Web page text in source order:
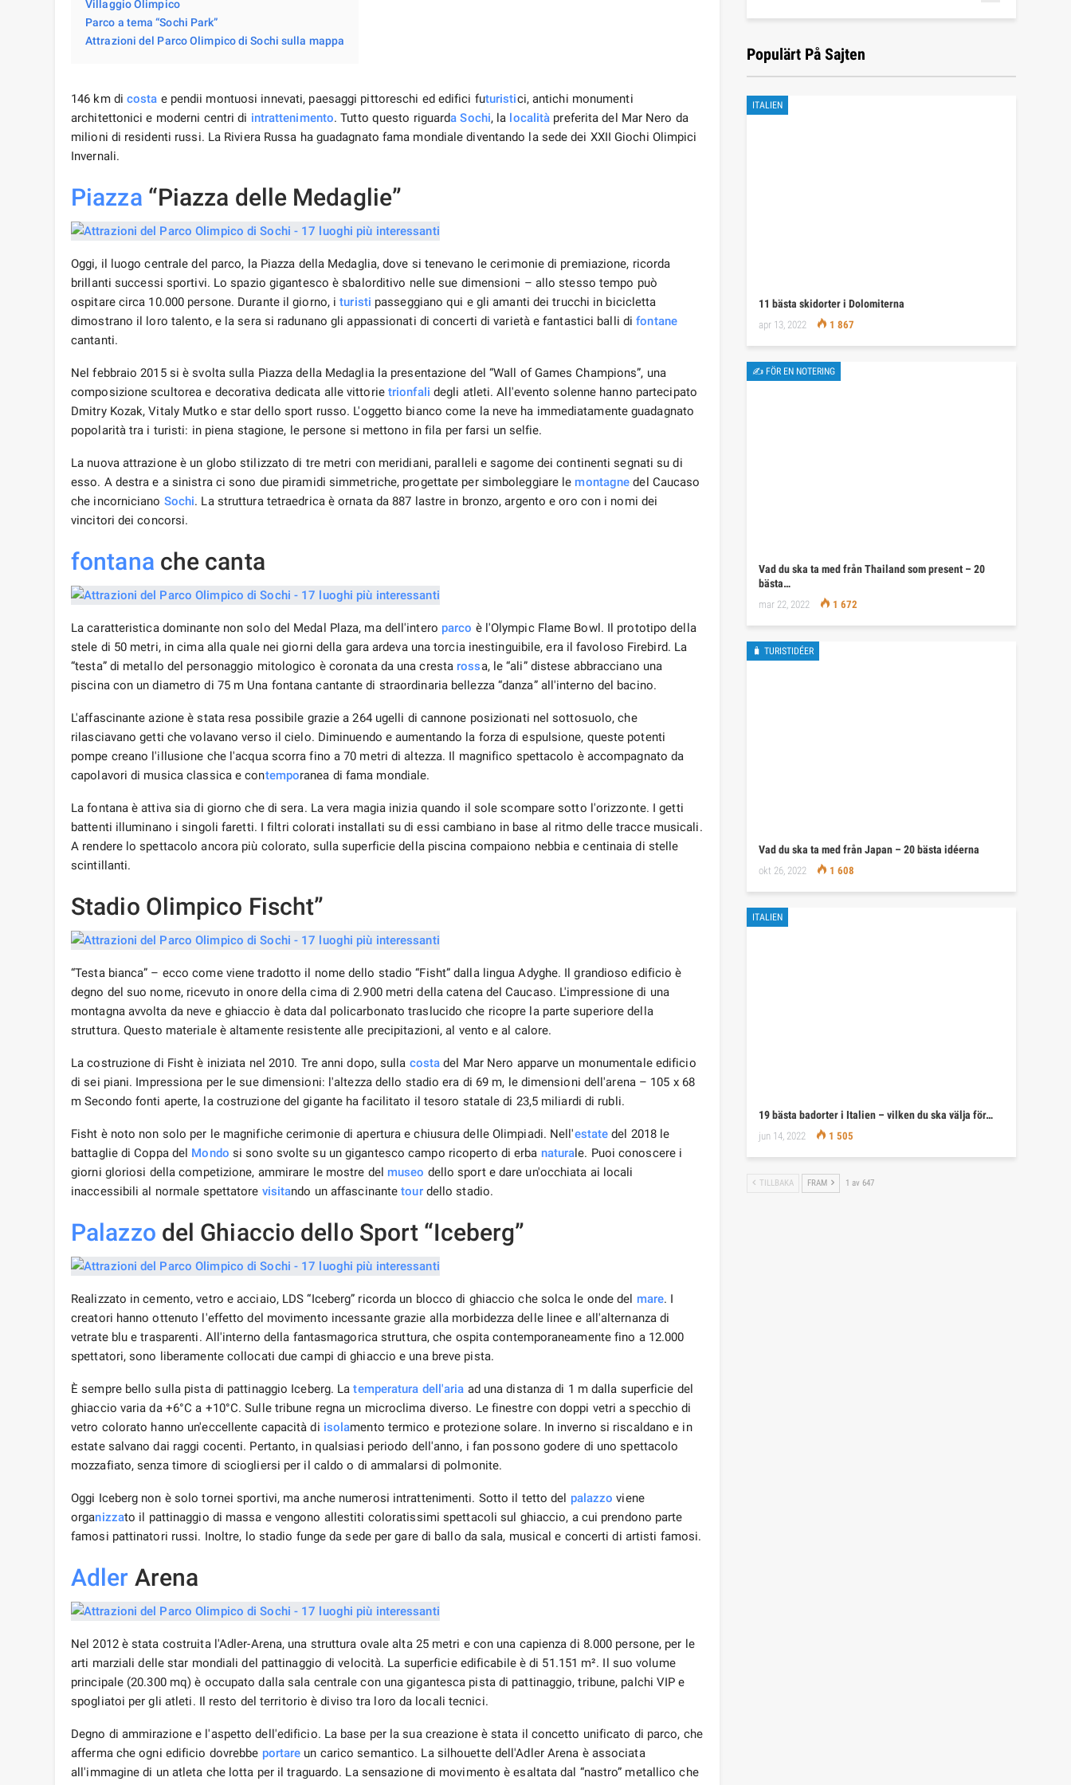
Villaggio Olimpico
Parco a tema “Sochi Park”
Attrazioni del Parco Olimpico di Sochi sulla mappa
146 km di costa e pendii montuosi innevati, paesaggi pittoreschi ed edifici futuristici, antichi monumenti
architettonici e moderni centri di intrattenimento. Tutto questo riguarda Sochi, la località preferita del Mar Nero da
milioni di residenti russi. La Riviera Russa ha guadagnato fama mondiale diventando la sede dei XXII Giochi Olimpici
Invernali.
Piazza “Piazza delle Medaglie”
Oggi, il luogo centrale del parco, la Piazza della Medaglia, dove si tenevano le cerimonie di premiazione, ricorda
brillanti successi sportivi. Lo spazio gigantesco è sbalorditivo nelle sue dimensioni – allo stesso tempo può
ospitare circa 10.000 persone. Durante il giorno, ituristi passeggiano qui e gli amanti dei trucchi in bicicletta
dimostrano il loro talento, e la sera si radunano gli appassionati di concerti di varietà e fantastici balli difontane
cantanti.
Nel febbraio 2015 si è svolta sulla Piazza della Medaglia la presentazione del “Wall of Games Champions”, una
composizione scultorea e decorativa dedicata alle vittorie trionfali degli atleti. All'evento solenne hanno partecipato
Dmitry Kozak, Vitaly Mutko e star dello sport russo. L'oggetto bianco come la neve ha immediatamente guadagnato
popolarità tra i turisti: in piena stagione, le persone si mettono in fila per farsi un selfie.
La nuova attrazione è un globo stilizzato di tre metri con meridiani, paralleli e sagome dei continenti segnati su di
esso. A destra e a sinistra ci sono due piramidi simmetriche, progettate per simboleggiare le montagne del Caucaso
che incorniciano Sochi. La struttura tetraedrica è ornata da 887 lastre in bronzo, argento e oro con i nomi dei
vincitori dei concorsi.
fontana che canta
La caratteristica dominante non solo del Medal Plaza, ma dell'intero parco è l'Olympic Flame Bowl. Il prototipo della
stele di 50 metri, in cima alla quale nei giorni della gara ardeva una torcia inestinguibile, era il favoloso Firebird. La
“testa” di metallo del personaggio mitologico è coronata da una cresta rossa, le “ali” distese abbracciano una
piscina con un diametro di 75 m Una fontana cantante di straordinaria bellezza “danza” all'interno del bacino.
L'affascinante azione è stata resa possibile grazie a 264 ugelli di cannone posizionati nel sottosuolo, che
rilasciavano getti che volavano verso il cielo. Diminuendo e aumentando la forza di espulsione, queste potenti
pompe creano l'illusione che l'acqua scorra fino a 70 metri di altezza. Il magnifico spettacolo è accompagnato da
capolavori di musica classica e contemporanea di fama mondiale.
La fontana è attiva sia di giorno che di sera. La vera magia inizia quando il sole scompare sotto l'orizzonte. I getti
battenti illuminano i singoli faretti. I filtri colorati installati su di essi cambiano in base al ritmo delle tracce musicali.
A rendere lo spettacolo ancora più colorato, sulla superficie della piscina compaiono nebbia e centinaia di stelle
scintillanti.
Stadio Olimpico Fischt”
“Testa bianca” – ecco come viene tradotto il nome dello stadio “Fisht” dalla lingua Adyghe. Il grandioso edificio è
degno del suo nome, ricevuto in onore della cima di 2.900 metri della catena del Caucaso. L'impressione di una
montagna avvolta da neve e ghiaccio è data dal policarbonato traslucido che ricopre la parte superiore della
struttura. Questo materiale è altamente resistente alle precipitazioni, al vento e al calore.
La costruzione di Fisht è iniziata nel 2010. Tre anni dopo, sulla costa del Mar Nero apparve un monumentale edificio
di sei piani. Impressiona per le sue dimensioni: l'altezza dello stadio era di 69 m, le dimensioni dell'arena – 105 x 68
m Secondo fonti aperte, la costruzione del gigante ha facilitato il tesoro statale di 23,5 miliardi di rubli.
Fisht è noto non solo per le magnifiche cerimonie di apertura e chiusura delle Olimpiadi. Nell'estate del 2018 le
battaglie di Coppa del Mondo si sono svolte su un gigantesco campo ricoperto di erba natura le. Puoi conoscere i
giorni gloriosi della competizione, ammirare le mostre del museo dello sport e dare un'occhiata ai locali
inaccessibili al normale spettatore visitando un affascinantetourdello stadio.
Palazzo del Ghiaccio dello Sport “Iceberg”
Realizzato in cemento, vetro e acciaio, LDS “Iceberg” ricorda un blocco di ghiaccio che solca le onde del mare. I
creatori hanno ottenuto l'effetto del movimento incessante grazie alla morbidezza delle linee e all'alternanza di
vetrate blu e trasparenti. All'interno della fantasmagorica struttura, che ospita contemporaneamente fino a 12.000
spettatori, sono liberamente collocati due campi di ghiaccio e una breve pista.
È sempre bello sulla pista di pattinaggio Iceberg. Latemperatura dell'aria ad una distanza di 1 m dalla superficie del
ghiaccio varia da +6°C a +10°C. Sulle tribune regna un microclima diverso. Le finestre con doppi vetri a specchio di
vetro colorato hanno un'eccellente capacità di isolamento termico e protezione solare. In inverno si riscaldano e in
estate salvano dai raggi cocenti. Pertanto, in qualsiasi periodo dell'anno, i fan possono godere di uno spettacolo
mozzafiato, senza timore di sciogliersi per il caldo o di ammalarsi di polmonite.
Oggi Iceberg non è solo tornei sportivi, ma anche numerosi intrattenimenti. Sotto il tetto del palazzo viene
organizzato il pattinaggio di massa e vengono allestiti coloratissimi spettacoli sul ghiaccio, a cui prendono parte
famosi pattinatori russi. Inoltre, lo stadio funge da sede per gare di ballo da sala, musical e concerti di artisti famosi.
Adler Arena
Nel 2012 è stata costruita l'Adler-Arena, una struttura ovale alta 25 metri e con una capienza di 8.000 persone, per le
arti marziali delle star mondiali del pattinaggio di velocità. La superficie edificabile è di 51.151 m². Il suo volume
principale (20.300 mq) è occupato dalla sala centrale con una gigantesca pista di pattinaggio, tribune, palchi VIP e
spogliatoi per gli atleti. Il resto del territorio è diviso tra loro da locali tecnici.
Degno di ammirazione e l'aspetto dell'edificio. La base per la sua creazione è stata il concetto unificato di parco, che
afferma che ogni edificio dovrebbe portare un carico semantico. La silhouette dell'Adler Arena è associata
all'immagine di un atleta che lotta per il traguardo. La sensazione di movimento è esaltata dal “nastro” metallico che
Populärt På Sajten
ITALIEN
11 bästa skidorter i Dolomiterna
apr 13, 2022 1 867
✍ FÖR EN NOTERING
Vad du ska ta med från Thailand som present – 20
bästa…
mar 22, 2022 1 672
🧳 TURISTIDÉER
Vad du ska ta med från Japan – 20 bästa idéerna
okt 26, 2022 1 608
ITALIEN
19 bästa badorter i Italien – vilken du ska välja för…
jun 14, 2022 1 505
TILLBAKA FRAM 1 av 647